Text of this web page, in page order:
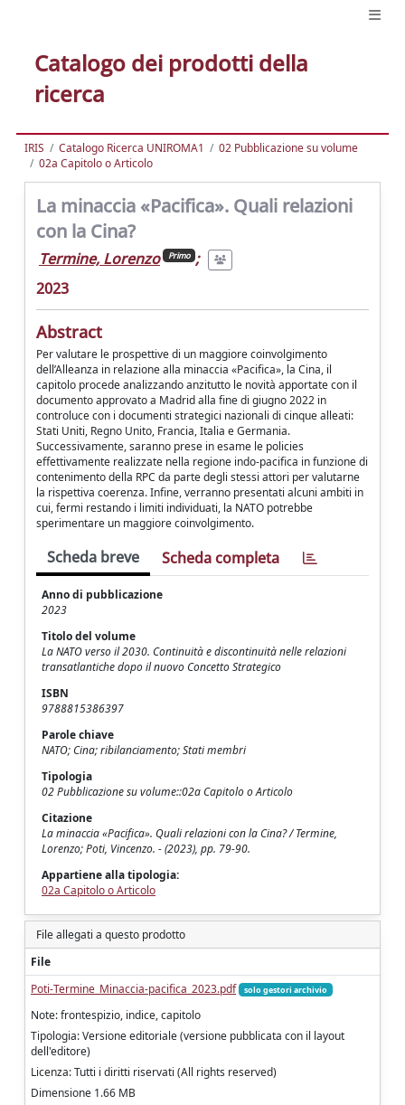
Catalogo dei prodotti della
ricerca
IRIS Catalogo Ricerca UNIROMA1
02 Pubblicazione su volume
02a Capitolo o Articolo
La minaccia «Pacifica». Quali relazioni
con la Cina?
Termine, Lorenzo Primo ;
2023
Abstract
Per valutare le prospettive di un maggiore coinvolgimento
dell’Alleanza in relazione alla minaccia «Pacifica», la Cina, il
capitolo procede analizzando anzitutto le novità apportate con il
documento approvato a Madrid alla fine di giugno 2022 in
controluce con i documenti strategici nazionali di cinque alleati:
Stati Uniti, Regno Unito, Francia, Italia e Germania.
Successivamente, saranno prese in esame le policies
effettivamente realizzate nella regione indo-pacifica in funzione di
contenimento della RPC da parte degli stessi attori per valutarne
la rispettiva coerenza. Infine, verranno presentati alcuni ambiti in
cui, fermi restando i limiti individuati, la NATO potrebbe
sperimentare un maggiore coinvolgimento.
Scheda breve Scheda completa
Anno di pubblicazione
2023
Titolo del volume
La NATO verso il 2030. Continuità e discontinuità nelle relazioni
transatlantiche dopo il nuovo Concetto Strategico
ISBN
9788815386397
Parole chiave
NATO; Cina; ribilanciamento; Stati membri
Tipologia
02 Pubblicazione su volume::02a Capitolo o Articolo
Citazione
La minaccia «Pacifica». Quali relazioni con la Cina? / Termine,
Lorenzo; Poti, Vincenzo. - (2023), pp. 79-90.
Appartiene alla tipologia:
02a Capitolo o Articolo
File allegati a questo prodotto
File
Poti-Termine_Minaccia-pacifica_2023.pdf
solo gestori archivio
Note: frontespizio, indice, capitolo
Tipologia: Versione editoriale (versione pubblicata con il layout
dell'editore)
Licenza: Tutti i diritti riservati (All rights reserved)
Dimensione 1.66 MB